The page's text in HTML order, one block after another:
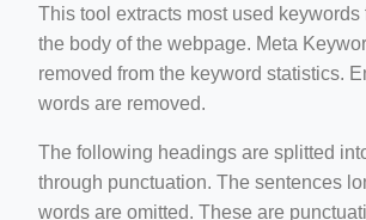
This tool extracts most used keywords
the body of the webpage. Meta
removed from the keyword statistics.
words are removed.
The following headings are splitted
through punctuation. The sentences
words are omitted. These are